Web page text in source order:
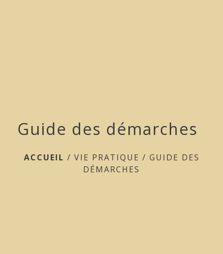
Guide des démarches
ACCUEIL / VIE PRATIQUE / GUIDE DES
DÉMARCHES